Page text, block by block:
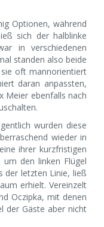
Optionen, während
sich der halblinke
in verschiedenen
standen also beide
sie oft mannorientiert
daran anpassten,
Meier ebenfalls nach
wurden diese
wieder in
ihrer kurzfristigen
den linken Flügel
der letzten Linie, ließ
erhielt. Vereinzelt
Oczipka, mit denen
der Gäste aber nicht